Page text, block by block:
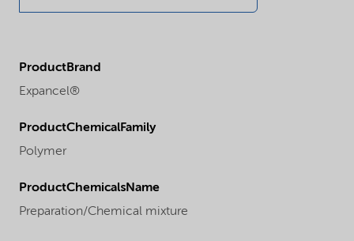
ProductBrand
Expancel®
ProductChemicalFamily
Polymer
ProductChemicalsName
Preparation/Chemical mixture